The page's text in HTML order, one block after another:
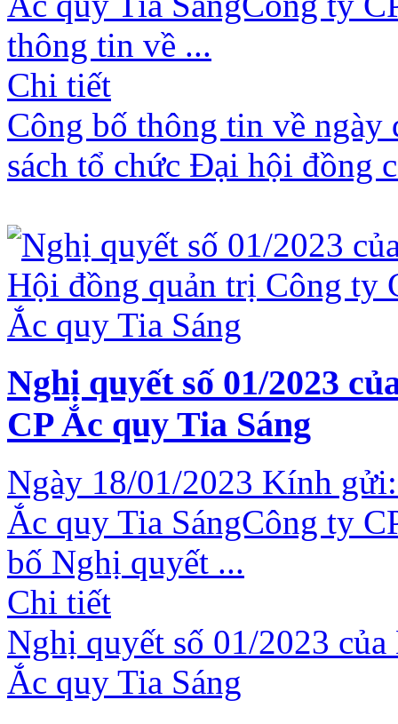
thông tin về ...
Chi tiết
Công bố thông tin về ngày
sách tổ chức Đại hội đồng
Nghị quyết số 01/2023
CP Ắc quy Tia Sáng
Ngày 18/01/2023 Kính
Ắc quy Tia SángCông ty
bố Nghị quyết ...
Chi tiết
Nghị quyết số 01/2023
Ắc quy Tia Sáng